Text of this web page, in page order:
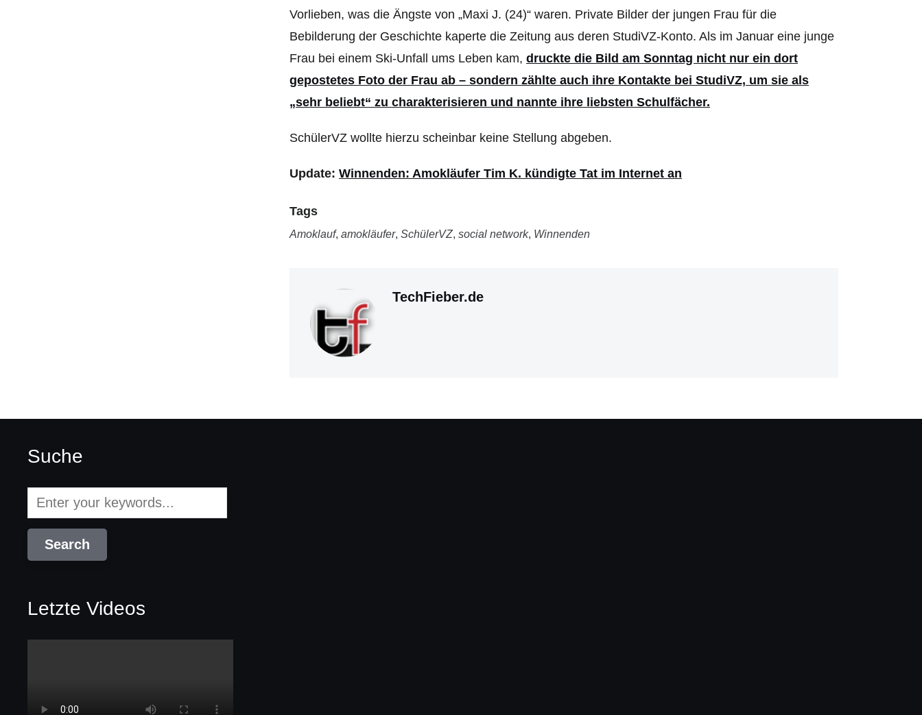
Vorlieben, was die Ängste von „Maxi J. (24)“ waren. Private Bilder der jungen Frau für die
Bebilderung der Geschichte kaperte die Zeitung aus deren StudiVZ-Konto. Als im Januar eine junge
Frau bei einem Ski-Unfall ums Leben kam, druckte die Bild am Sonntag nicht nur ein dort
gepostetes Foto der Frau ab – sondern zählte auch ihre Kontakte bei StudiVZ, um sie als
„sehr beliebt“ zu charakterisieren und nannte ihre liebsten Schulfächer.
SchülerVZ wollte hierzu scheinbar keine Stellung abgeben.
Update: Winnenden: Amokläufer Tim K. kündigte Tat im Internet an
Tags
Amoklauf, amokläufer, SchülerVZ, social network, Winnenden
TechFieber.de
Suche
Letzte Videos